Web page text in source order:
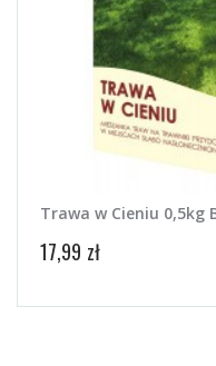
Trawa w Cieniu 0,5kg
17,99 zł